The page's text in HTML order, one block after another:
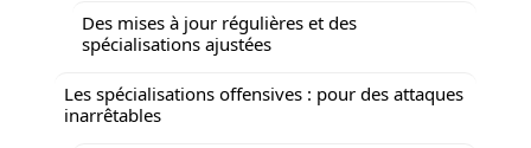
Des mises à jour régulières et des
spécialisations ajustées
Les spécialisations offensives : pour des attaques
inarrêtables